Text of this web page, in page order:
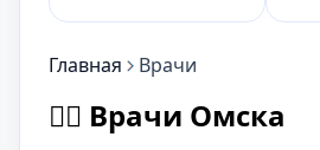
Главная Врачи
👨‍⚕️ Врачи Омска